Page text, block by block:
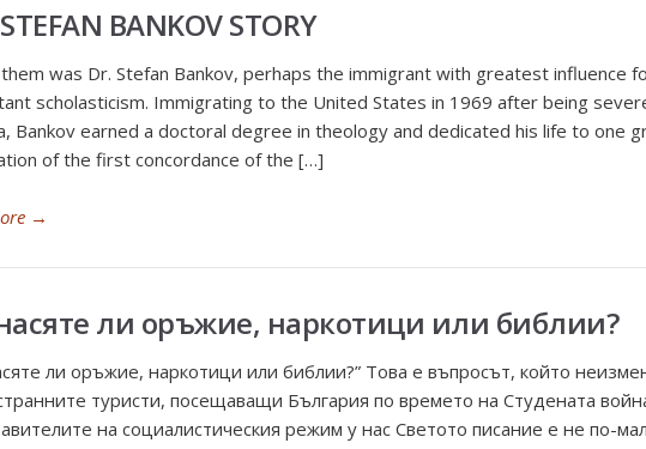
BANKOV STORY
was Dr. Stefan Bankov, perhaps the immigrant with greatest influence
scholasticism. Immigrating to the United States in 1969 after being
Bankov earned a doctoral degree in theology and dedicated his life to one
of the first concordance of the […]
→
ли оръжие, наркотици или библии?
ли оръжие, наркотици или библии?” Това е въпросът, който
туристи, посещаващи България по времето на Студената
на социалистическия режим у нас Светото писание е не по-